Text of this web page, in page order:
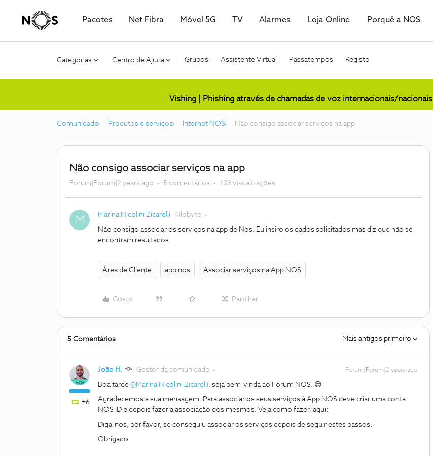
Pacotes Net Fibra Móvel 5G TV Alarmes Loja Online Porquê a NOS
Categorias Centro de Ajuda Grupos Assistente Virtual Passatempos Registo
Vishing | Phishing através de chamadas de voz internacionais/nacionais
Comunidade Produtos e serviços Internet NOS Não consigo associar serviços na app
Não consigo associar serviços na app
Forum|Forum|2 years ago 5 comentários 103 visualizações
M Marina Nicolini Zicarelli Kilobyte
Não consigo associar os serviços na app de Nos. Eu insiro os dados solicitados mas diz que não se
encontram resultados.
Área de Cliente app nos Associar serviços na App NOS
Gosto Partilhar
5 Comentários Mais antigos primeiro
+6
João H. Gestor da comunidade Forum|Forum|2 years ago
Boa tarde @Marina Nicolini Zicarelli, seja bem-vinda ao Fórum NOS. 😊
Agradecemos a sua mensagem. Para associar os seus serviços à App NOS deve criar uma conta
NOS ID e depois fazer a associação dos mesmos. Veja como fazer, aqui:
Diga-nos, por favor, se conseguiu associar os serviços depois de seguir estes passos.
Obrigado